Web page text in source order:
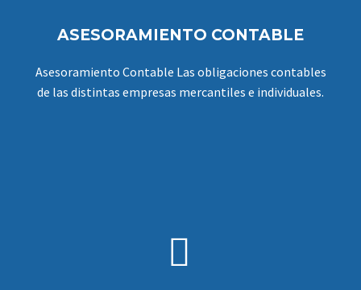
ASESORAMIENTO CONTABLE
Asesoramiento Contable Las obligaciones contables
de las distintas empresas mercantiles e individuales.

